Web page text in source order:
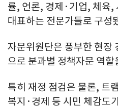
률, 언론, 경제·기업, 체육,
대표하는 전문가들로 구성
자문위원단은 풍부한 현장
으로 분과별 정책자문 역
특히 재정 점검은 물론, 트
복지·경제 등 시민 체감도